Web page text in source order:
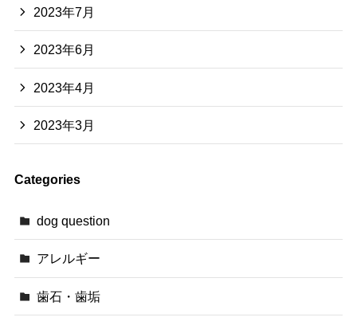
2023年7月
2023年6月
2023年4月
2023年3月
Categories
dog question
アレルギー
歯石・歯垢